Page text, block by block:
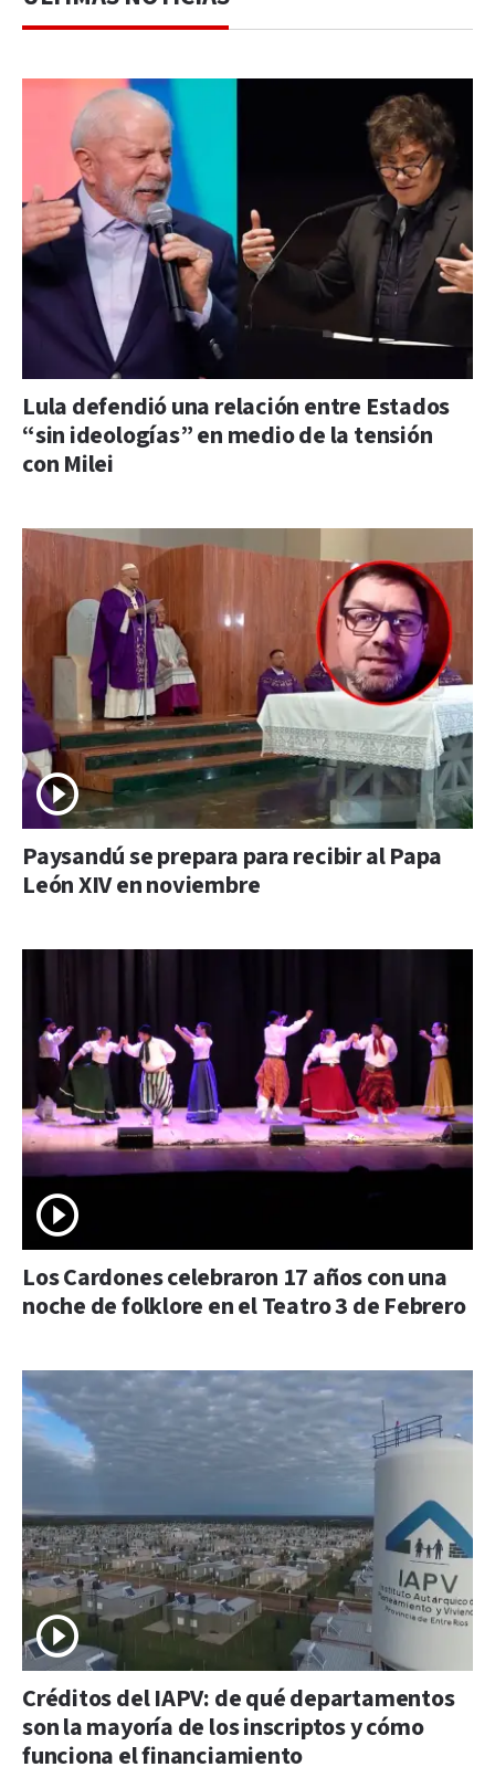
Lula defendió una relación entre Estados
“sin ideologías” en medio de la tensión
con Milei
Paysandú se prepara para recibir al Papa
León XIV en noviembre
Los Cardones celebraron 17 años con una
noche de folklore en el Teatro 3 de Febrero
Créditos del IAPV: de qué departamentos
son la mayoría de los inscriptos y cómo
funciona el financiamiento